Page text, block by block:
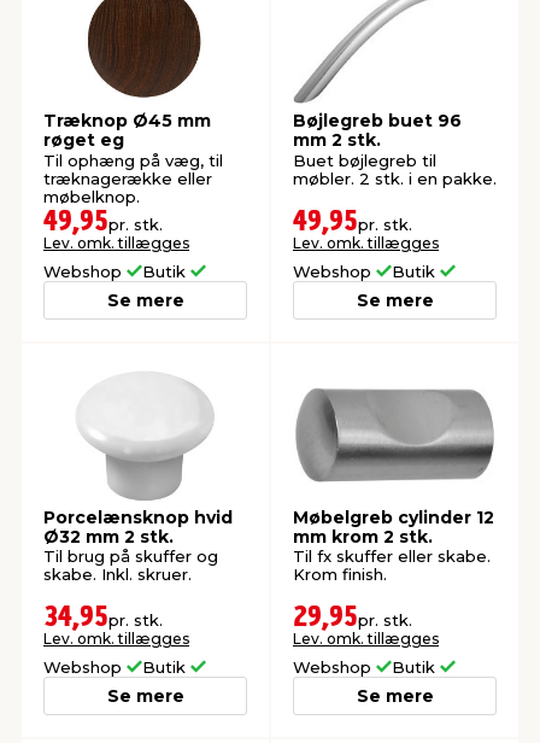
Træknop Ø45 mm
røget eg
Til ophæng på væg, til
træknagerække eller
møbelknop.
49,95pr. stk.
Lev. omk. tillægges
Webshop Butik
Se mere
Bøjlegreb buet 96
mm 2 stk.
Buet bøjlegreb til
møbler. 2 stk. i en pakke.
49,95pr. stk.
Lev. omk. tillægges
Webshop Butik
Se mere
Porcelænsknop hvid
Ø32 mm 2 stk.
Til brug på skuffer og
skabe. Inkl. skruer.
34,95pr. stk.
Lev. omk. tillægges
Webshop Butik
Se mere
Møbelgreb cylinder 12
mm krom 2 stk.
Til fx skuffer eller skabe.
Krom finish.
29,95pr. stk.
Lev. omk. tillægges
Webshop Butik
Se mere